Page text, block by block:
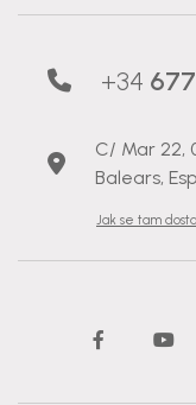
+34
C/ Mar 22,
Balears,
Jak se tam